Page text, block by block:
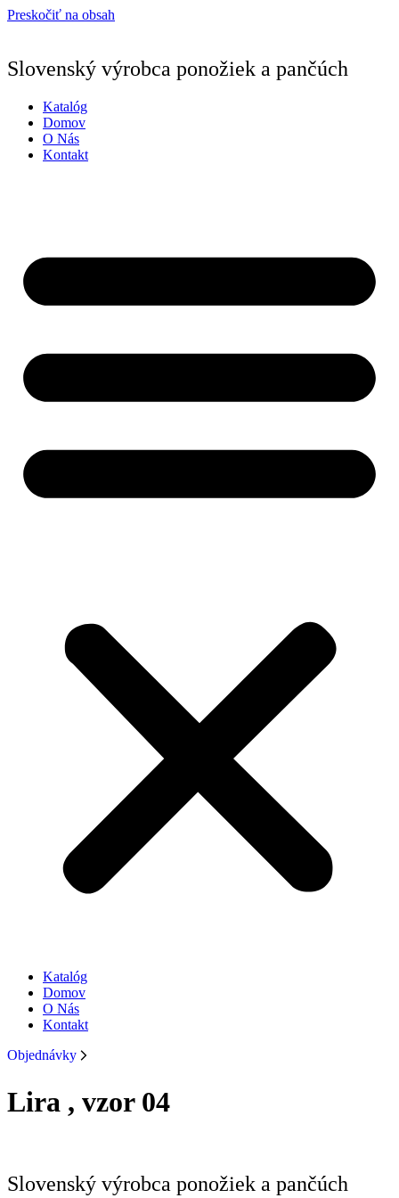
Preskočiť na obsah
Slovenský výrobca ponožiek a pančúch
Katalóg
Domov
O Nás
Kontakt
Katalóg
Domov
O Nás
Kontakt
Objednávky
Lira , vzor 04
Slovenský výrobca ponožiek a pančúch